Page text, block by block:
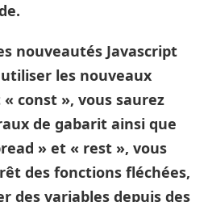
nouveautés Javascript
les nouveaux
const », vous saurez
de gabarit ainsi que
» et « rest », vous
des fonctions fléchées,
des variables depuis des